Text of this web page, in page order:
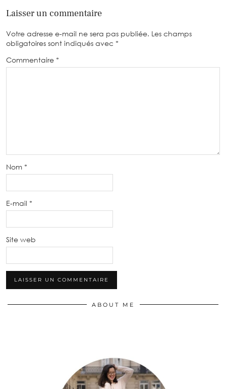
Laisser un commentaire
Votre adresse e-mail ne sera pas publiée. Les champs
obligatoires sont indiqués avec *
Commentaire *
Nom *
E-mail *
Site web
ABOUT ME